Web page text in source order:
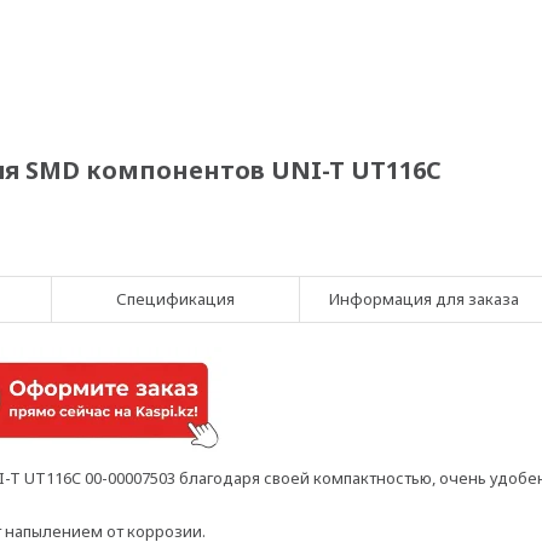
компонентов UNI-T UT116C
Спецификация Информация для заказа
00-00007503 благодаря своей компактностью, очень
напылением от коррозии.